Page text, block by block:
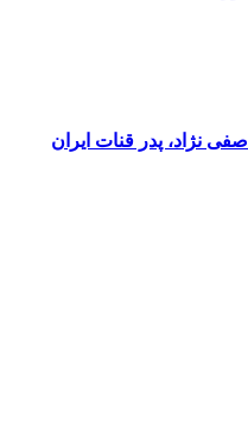
نژاد، پدر قنات ایران